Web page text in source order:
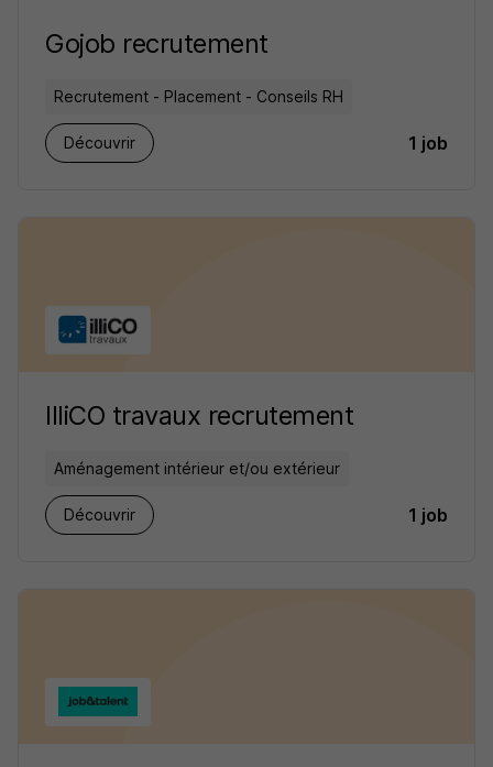
Gojob recrutement
Recrutement - Placement - Conseils RH
Découvrir 1 job
IlliCO travaux recrutement
Aménagement intérieur et/ou extérieur
Découvrir 1 job